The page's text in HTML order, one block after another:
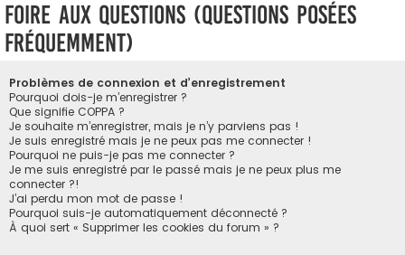
Foire aux questions (Questions posées
fréquemment)
Problèmes de connexion et d’enregistrement
Pourquoi dois-je m’enregistrer ?
Que signifie COPPA ?
Je souhaite m’enregistrer, mais je n’y parviens pas !
Je suis enregistré mais je ne peux pas me connecter !
Pourquoi ne puis-je pas me connecter ?
Je me suis enregistré par le passé mais je ne peux plus me
connecter ?!
J’ai perdu mon mot de passe !
Pourquoi suis-je automatiquement déconnecté ?
À quoi sert « Supprimer les cookies du forum » ?